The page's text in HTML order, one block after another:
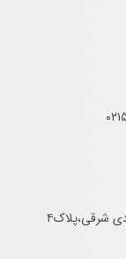
شرقی،پلاک۴